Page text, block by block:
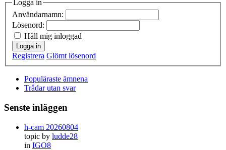
Logga in
Användarnamn:
Lösenord:
Håll mig inloggad
Logga in
Registrera Glömt lösenord
Populäraste ämnena
Trådar utan svar
Senste inläggen
h-cam 20260804
topic by ludde28
in IGO8